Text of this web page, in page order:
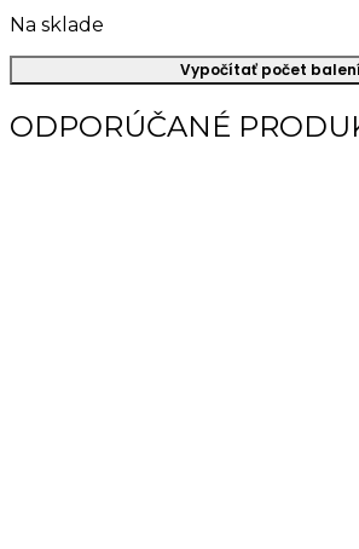
Na sklade
Vypočítať počet balení
ODPORÚČANÉ